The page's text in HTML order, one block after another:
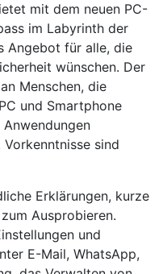
mit dem neuen PC-
im Labyrinth der
Angebot für alle, die
wünschen. Der
Menschen, die
und Smartphone
sind
Erklärungen, kurze
Ausprobieren.
und
E-Mail, WhatsApp,